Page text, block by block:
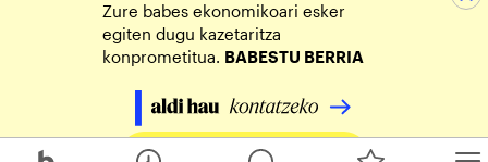
Zure babes ekonomikoari esker
egiten dugu kazetaritza
konprometitua. BABESTU BERRIA
Egin zure ekarpena